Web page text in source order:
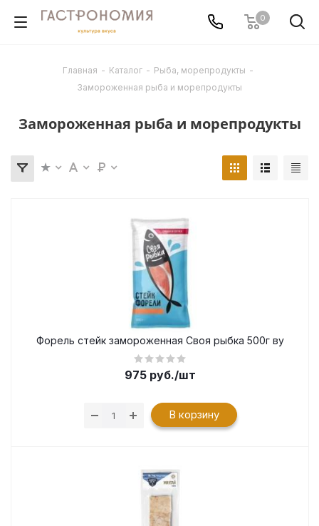
0
Главная - Каталог - Рыба, морепродукты -
Замороженная рыба и морепродукты
Замороженная рыба и морепродукты
Форель стейк замороженная Своя рыбка 500г ву
975 руб./шт
В корзину